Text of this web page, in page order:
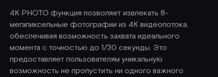
4K PHOTO функция позволяет извлекать 8-
мегапиксельные фотографии из 4K видеопотока,
обеспечивая возможность захвата идеального
момента с точностью до 1/30 секунды. Это
предоставляет пользователям уникальную
возможность не пропустить ни одного важного